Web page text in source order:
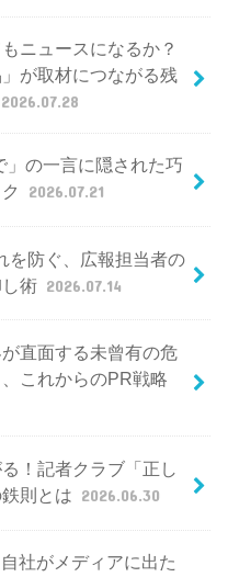
ニュースになるか？
」が取材につながる残
2026.07.28
」の一言に隠された巧
2026.07.21
を防ぐ、広報担当者の
術 2026.07.14
直面する未曾有の危
これからのPR戦略
！記者クラブ「正し
則とは 2026.06.30
自社がメディアに出た